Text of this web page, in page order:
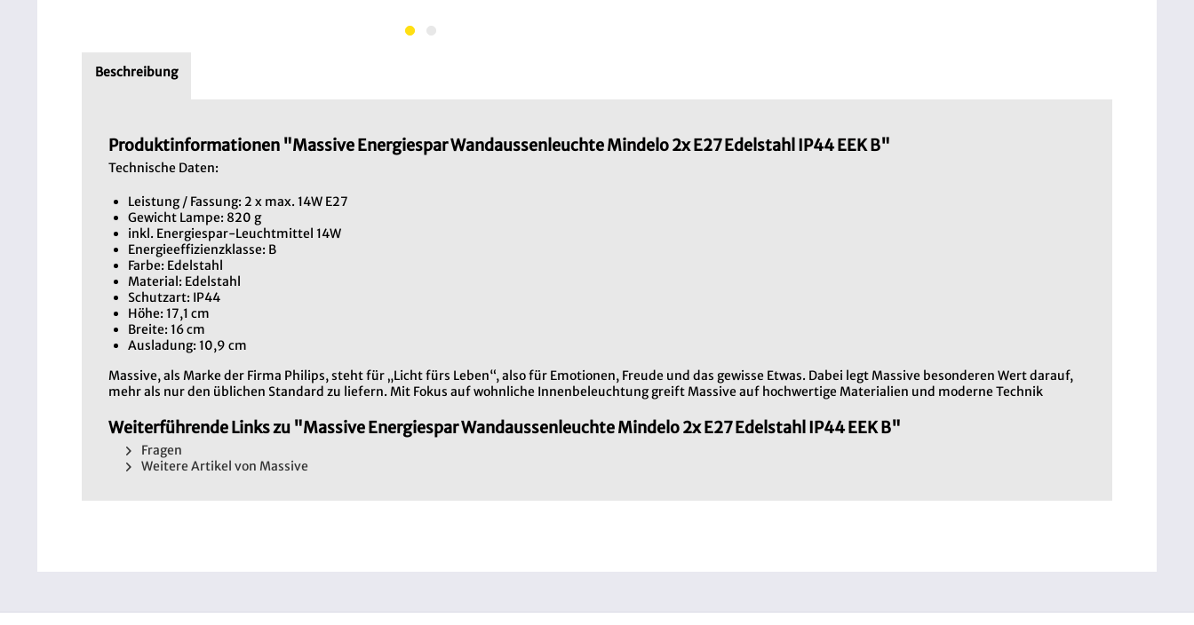
Beschreibung
Produktinformationen "Massive Energiespar Wandaussenleuchte Mindelo 2x E27 Edelstahl IP44 EEK B"
Technische Daten:
Leistung / Fassung: 2 x max. 14W E27
Gewicht Lampe: 820 g
inkl. Energiespar-Leuchtmittel 14W
Energieeffizienzklasse: B
Farbe: Edelstahl
Material: Edelstahl
Schutzart: IP44
Höhe: 17,1 cm
Breite: 16 cm
Ausladung: 10,9 cm
Massive, als Marke der Firma Philips, steht für „Licht fürs Leben“, also für Emotionen, Freude und das gewisse Etwas. Dabei legt Massive besonderen Wert darauf,
mehr als nur den üblichen Standard zu liefern. Mit Fokus auf wohnliche Innenbeleuchtung greift Massive auf hochwertige Materialien und moderne Technik
Weiterführende Links zu "Massive Energiespar Wandaussenleuchte Mindelo 2x E27 Edelstahl IP44 EEK B"
Fragen
Weitere Artikel von Massive